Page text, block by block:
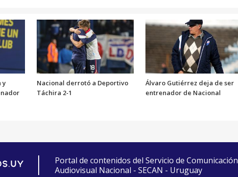
y
Nacional derrotó a Deportivo
Táchira 2-1
Álvaro Gutiérrez deja de ser
entrenador de Nacional
Portal de contenidos del Servicio de Comunicación
Audiovisual Nacional - SECAN - Uruguay